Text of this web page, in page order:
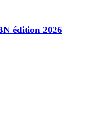
édition 2026